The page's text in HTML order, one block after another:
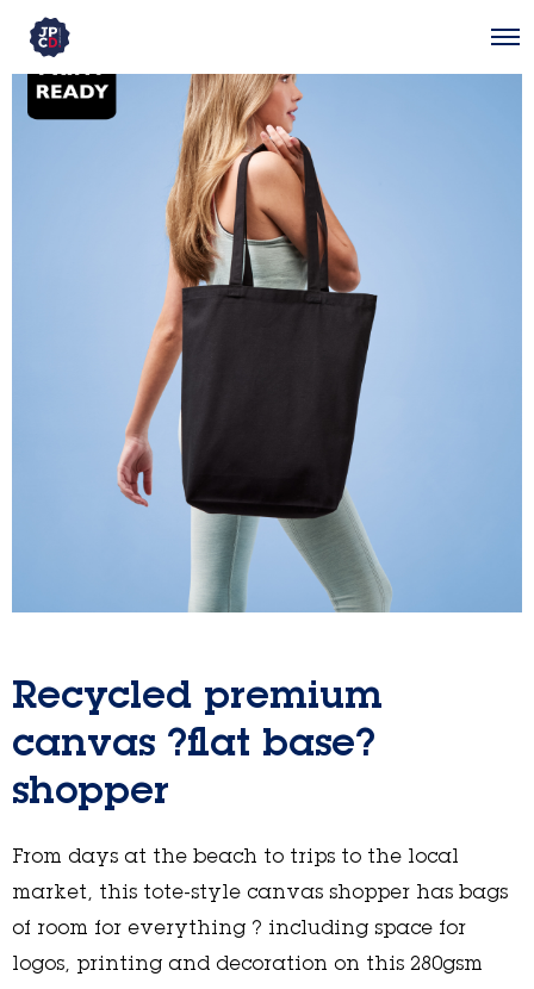
Recycled premium
canvas ?flat base?
shopper
From days at the beach to trips to the local
market, this tote-style canvas shopper has bags
of room for everything ? including space for
logos, printing and decoration on this 280gsm